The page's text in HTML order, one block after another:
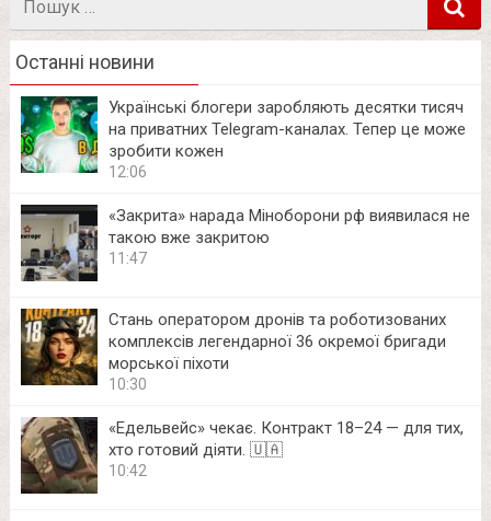
Останні новини
Українські блогери заробляють десятки тисяч
на приватних Telegram-каналах. Тепер це може
зробити кожен
12:06
«Закрита» нарада Міноборони рф виявилася не
такою вже закритою
11:47
Стань оператором дронів та роботизованих
комплексів легендарної 36 окремої бригади
морської піхоти
10:30
«Едельвейс» чекає. Контракт 18–24 — для тих,
хто готовий діяти. 🇺🇦
10:42